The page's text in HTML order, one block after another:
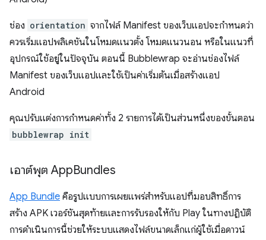
ช่อง orientation จากไฟล์ Manifest ของเว็บแอปจะกำหนดว่า
ควรเริ่มแอปพลิเคชันในโหมดแนวตั้ง โหมดแนวนอน หรือในแนวที่
อุปกรณ์ใช้อยู่ในปัจจุบัน ตอนนี้ Bubblewrap จะอ่านช่องไฟล์
Manifest ของเว็บแอปและใช้เป็นค่าเริ่มต้นเมื่อสร้างแอป
Android
คุณปรับแต่งการกำหนดค่าทั้ง 2 รายการได้เป็นส่วนหนึ่งของขั้นตอน
bubblewrap init
เอาต์พุต AppBundles
App Bundle คือรูปแบบการเผยแพร่สำหรับแอปที่มอบสิทธิ์การ
สร้าง APK เวอร์ชันสุดท้ายและการรับรองให้กับ Play ในทางปฏิบัติ
การดำเนินการนี้ช่วยให้ระบบแสดงไฟล์ขนาดเล็กแก่ผู้ใช้เมื่อดาวน์